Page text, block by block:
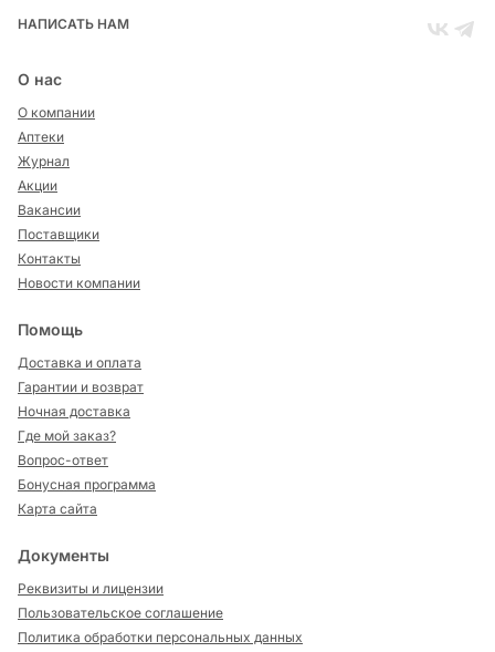
НАПИСАТЬ НАМ
О нас
О компании
Аптеки
Журнал
Акции
Вакансии
Поставщики
Контакты
Новости компании
Помощь
Доставка и оплата
Гарантии и возврат
Ночная доставка
Где мой заказ?
Вопрос-ответ
Бонусная программа
Карта сайта
Документы
Реквизиты и лицензии
Пользовательское соглашение
Политика обработки персональных данных